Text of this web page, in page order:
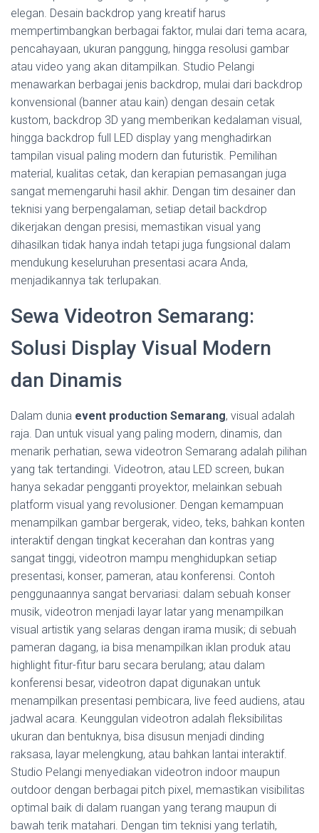
elegan. Desain backdrop yang kreatif harus
mempertimbangkan berbagai faktor, mulai dari tema acara,
pencahayaan, ukuran panggung, hingga resolusi gambar
atau video yang akan ditampilkan. Studio Pelangi
menawarkan berbagai jenis backdrop, mulai dari backdrop
konvensional (banner atau kain) dengan desain cetak
kustom, backdrop 3D yang memberikan kedalaman visual,
hingga backdrop full LED display yang menghadirkan
tampilan visual paling modern dan futuristik. Pemilihan
material, kualitas cetak, dan kerapian pemasangan juga
sangat memengaruhi hasil akhir. Dengan tim desainer dan
teknisi yang berpengalaman, setiap detail backdrop
dikerjakan dengan presisi, memastikan visual yang
dihasilkan tidak hanya indah tetapi juga fungsional dalam
mendukung keseluruhan presentasi acara Anda,
menjadikannya tak terlupakan.
Sewa Videotron Semarang:
Solusi Display Visual Modern
dan Dinamis
Dalam dunia event production Semarang, visual adalah
raja. Dan untuk visual yang paling modern, dinamis, dan
menarik perhatian, sewa videotron Semarang adalah pilihan
yang tak tertandingi. Videotron, atau LED screen, bukan
hanya sekadar pengganti proyektor, melainkan sebuah
platform visual yang revolusioner. Dengan kemampuan
menampilkan gambar bergerak, video, teks, bahkan konten
interaktif dengan tingkat kecerahan dan kontras yang
sangat tinggi, videotron mampu menghidupkan setiap
presentasi, konser, pameran, atau konferensi. Contoh
penggunaannya sangat bervariasi: dalam sebuah konser
musik, videotron menjadi layar latar yang menampilkan
visual artistik yang selaras dengan irama musik; di sebuah
pameran dagang, ia bisa menampilkan iklan produk atau
highlight fitur-fitur baru secara berulang; atau dalam
konferensi besar, videotron dapat digunakan untuk
menampilkan presentasi pembicara, live feed audiens, atau
jadwal acara. Keunggulan videotron adalah fleksibilitas
ukuran dan bentuknya, bisa disusun menjadi dinding
raksasa, layar melengkung, atau bahkan lantai interaktif.
Studio Pelangi menyediakan videotron indoor maupun
outdoor dengan berbagai pitch pixel, memastikan visibilitas
optimal baik di dalam ruangan yang terang maupun di
bawah terik matahari. Dengan tim teknisi yang terlatih,